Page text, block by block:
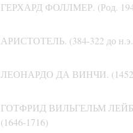
ГЕРХАРД ФОЛЛМЕР. (Род.
АРИСТОТЕЛЬ. (384-322 до
ЛЕОНАРДО ДА ВИНЧИ. (1452
ГОТФРИД ВИЛЬГЕЛЬМ
(1646-1716)